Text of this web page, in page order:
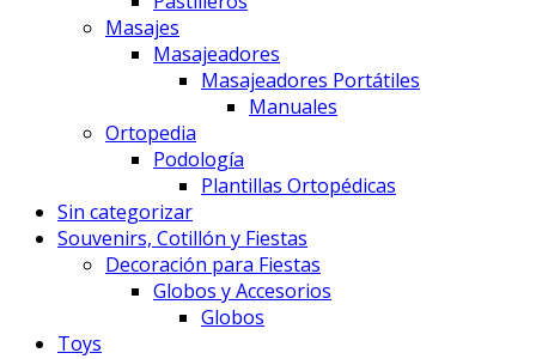
Masajes
Masajeadores
Masajeadores Portátiles
Manuales
Ortopedia
Podología
Plantillas Ortopédicas
Sin categorizar
Souvenirs, Cotillón y Fiestas
Decoración para Fiestas
Globos y Accesorios
Globos
Toys